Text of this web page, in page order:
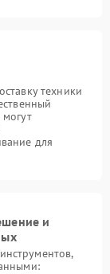
техники
для
и